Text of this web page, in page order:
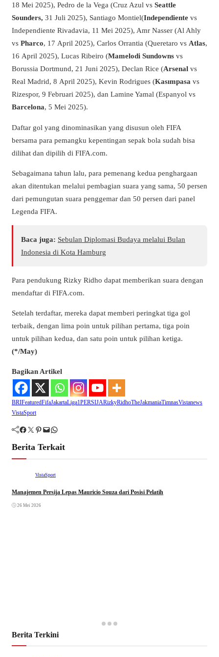
18 Mei 2025), Pedro de la Vega (Cruz Azul vs Seattle
Sounders, 31 Juli 2025), Santiago Montiel(Independiente vs
Independiente Rivadavia, 11 Mei 2025), Amr Nasser (Al Ahly
vs Pharco, 17 April 2025), Carlos Orrantia (Queretaro vs Atlas,
16 April 2025), Lucas Ribeiro (Mamelodi Sundowns vs
Borussia Dortmund, 21 Juni 2025), Declan Rice (Arsenal vs
Real Madrid, 8 April 2025), Kevin Rodrigues (Kasımpasa vs
Rizespor, 9 Februari 2025), dan Lamine Yamal (Espanyol vs
Barcelona, 5 Mei 2025).
Daftar gol yang dinominasikan yang disusun oleh FIFA
bersama para pemangku kepentingan sepak bola sudah bisa
dilihat dan dipilih di FIFA.com.
Sebagaimana tahun lalu, para pemenang kedua penghargaan
akan ditentukan melalui pembagian suara yang sama, 50 persen
dari pemungutan suara penggemar dan 50 persen dari panel
Legenda FIFA.
Baca juga: Sebulan Diplomasi Budaya melalui Bulan
Indonesia di Kota Hamburg
Para pendukung Rizky Ridho dapat memberikan suara dengan
mendaftar di FIFA.com.
Setelah terdaftar, mereka dapat memberi peringkat tiga gol
terbaik, dengan lima poin untuk pilihan pertama, tiga poin
untuk pilihan kedua, dan satu poin untuk pilihan ketiga.
(*/May)
Bagikan Artikel
BRIFeaturedFifaJakartaLiga1PERSIJARizkyRidhoTheJakmaniaTimnasVistanews
VistaSport
Facebook Twitter Pinterest Mail WhatsApp
Berita Terkait
VistaSport
Manajemen Persija Lepas Mauricio Souza dari Posisi Pelatih
26 Mei 2026
Berita Terkini